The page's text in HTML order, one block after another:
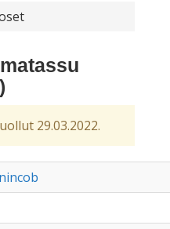
29.03.2022.